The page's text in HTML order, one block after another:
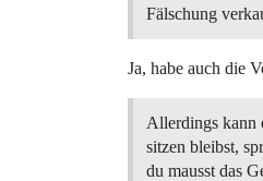
Fälschung
Ja, habe auch die
Allerdings kann
sitzen bleibst,
du mausst das